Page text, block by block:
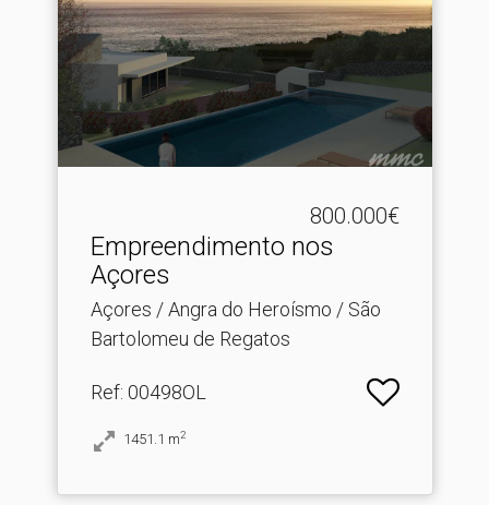
800.000€
Empreendimento nos
Açores
Açores / Angra do Heroísmo / São
Bartolomeu de Regatos
Ref: 00498OL
1451.1 m2